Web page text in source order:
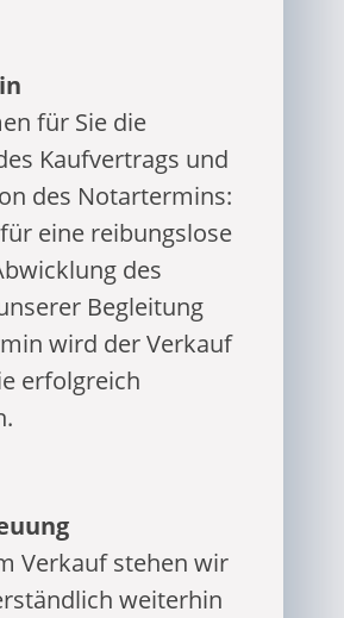
für Sie die
Kaufvertrags und
des Notartermins:
eine reibungslose
des
Begleitung
wird der Verkauf
erfolgreich
Verkauf stehen wir
weiterhin